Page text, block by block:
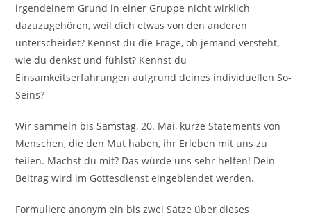
irgendeinem Grund in einer Gruppe nicht wirklich
dazuzugehören, weil dich etwas von den anderen
unterscheidet? Kennst du die Frage, ob jemand versteht,
wie du denkst und fühlst? Kennst du
Einsamkeitserfahrungen aufgrund deines individuellen So-
Seins?
Wir sammeln bis Samstag, 20. Mai, kurze Statements von
Menschen, die den Mut haben, ihr Erleben mit uns zu
teilen. Machst du mit? Das würde uns sehr helfen! Dein
Beitrag wird im Gottesdienst eingeblendet werden.
Formuliere anonym ein bis zwei Sätze über dieses